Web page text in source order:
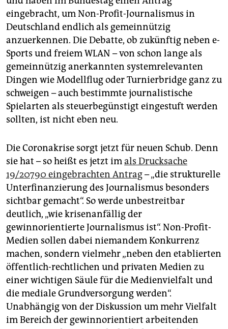
eingebracht, um Non-Profit-Journalismus in
Deutschland endlich als gemeinnützig
anzuerkennen. Die Debatte, ob zukünftig neben e-
Sports und freiem WLAN – von schon lange als
gemeinnützig anerkannten systemrelevanten
Dingen wie Modellflug oder Turnierbridge ganz zu
schweigen – auch bestimmte journalistische
Spielarten als steuerbegünstigt eingestuft werden
sollten, ist nicht eben neu.
Die Coronakrise sorgt jetzt für neuen Schub. Denn
sie hat – so heißt es jetzt imals Drucksache
19/20790 eingebrachten Antrag– „die strukturelle
Unterfinanzierung des Journalismus besonders
sichtbar gemacht“. So werde unbestreitbar
deutlich, „wie krisenanfällig der
gewinnorientierte Journalismus ist“. Non-Profit-
Medien sollen dabei niemandem Konkurrenz
machen, sondern vielmehr „­neben den etablierten
öffentlich-rechtlichen und privaten Medien zu
einer wichtigen Säule für die Medienvielfalt und
die mediale Grundversorgung werden“.
Unabhängig von der Diskussion um mehr Vielfalt
im Bereich der gewinnorientiert ­arbeitenden